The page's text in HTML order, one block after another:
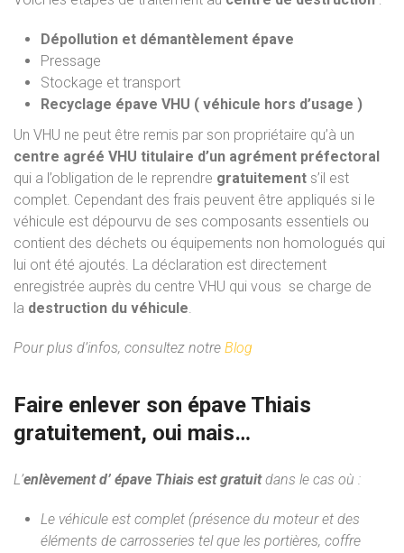
Dépollution et démantèlement épave
Pressage
Stockage et transport
Recyclage épave VHU ( véhicule hors d’usage )
Un VHU ne peut être remis par son propriétaire qu’à un
centre agréé VHU titulaire d’un agrément préfectoral
qui a l’obligation de le reprendre gratuitement s’il est
complet. Cependant des frais peuvent être appliqués si le
véhicule est dépourvu de ses composants essentiels ou
contient des déchets ou équipements non homologués qui
lui ont été ajoutés. La déclaration est directement
enregistrée auprès du centre VHU qui vous se charge de
la destruction du véhicule.
Pour plus d’infos, consultez notre Blog
Faire enlever son épave Thiais
gratuitement, oui mais…
L’enlèvement d’ épave Thiais est gratuitdans le cas où :
Le véhicule est complet (présence du moteur et des
éléments de carrosseries tel que les portières, coffre